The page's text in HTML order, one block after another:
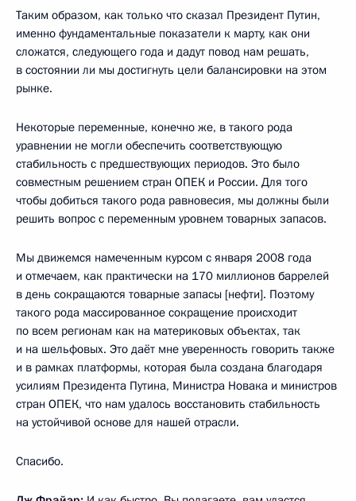
Таким образом, как только что сказал Президент Путин,
именно фундаментальные показатели к марту, как они
сложатся, следующего года и дадут повод нам решать,
в состоянии ли мы достигнуть цели балансировки на этом
рынке.
Некоторые переменные, конечно же, в такого рода
уравнении не могли обеспечить соответствующую
стабильность с предшествующих периодов. Это было
совместным решением стран ОПЕК и России. Для того
чтобы добиться такого рода равновесия, мы должны были
решить вопрос с переменным уровнем товарных запасов.
Мы движемся намеченным курсом с января 2008 года
и отмечаем, как практически на 170 миллионов баррелей
в день сокращаются товарные запасы [нефти]. Поэтому
такого рода массированное сокращение происходит
по всем регионам как на материковых объектах, так
и на шельфовых. Это даёт мне уверенность говорить также
и в рамках платформы, которая была создана благодаря
усилиям Президента Путина, Министра Новака и министров
стран ОПЕК, что нам удалось восстановить стабильность
на устойчивой основе для нашей отрасли.
Спасибо.